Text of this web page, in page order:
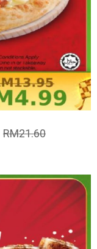
RM21.60